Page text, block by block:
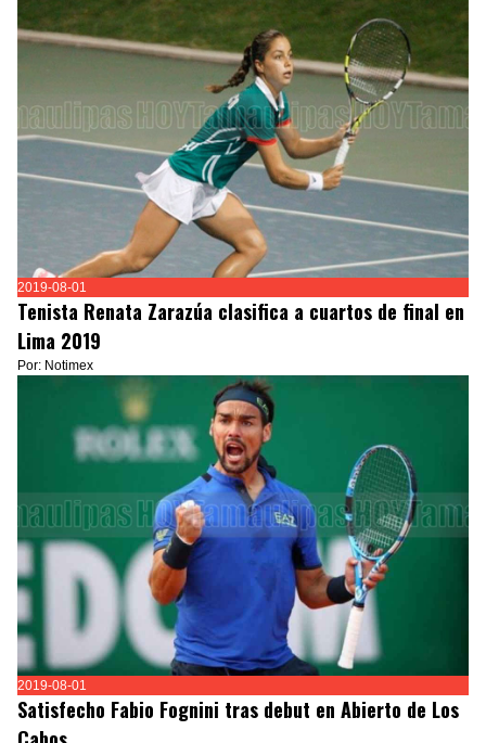
2019-08-01
Tenista Renata Zarazúa clasifica a cuartos de final en
Lima 2019
Por: Notimex
2019-08-01
Satisfecho Fabio Fognini tras debut en Abierto de Los